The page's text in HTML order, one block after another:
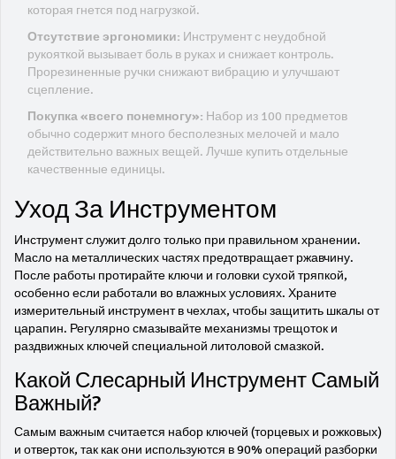
которая гнется под нагрузкой.
Отсутствие эргономики: Инструмент с неудобной
рукояткой вызывает боль в руках и снижает контроль.
Прорезиненные ручки снижают вибрацию и улучшают
сцепление.
Покупка «всего понемногу»: Набор из 100 предметов
обычно содержит много бесполезных мелочей и мало
действительно важных вещей. Лучше купить отдельные
качественные единицы.
Уход За Инструментом
Инструмент служит долго только при правильном хранении.
Масло на металлических частях предотвращает ржавчину.
После работы протирайте ключи и головки сухой тряпкой,
особенно если работали во влажных условиях. Храните
измерительный инструмент в чехлах, чтобы защитить шкалы от
царапин. Регулярно смазывайте механизмы трещоток и
раздвижных ключей специальной литоловой смазкой.
Какой Слесарный Инструмент Самый
Важный?
Самым важным считается набор ключей (торцевых и рожковых)
и отверток, так как они используются в 90% операций разборки